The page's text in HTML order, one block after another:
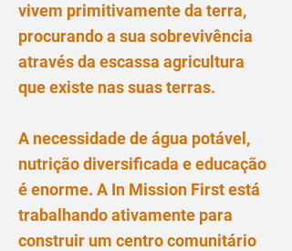
vivem primitivamente da terra,
procurando a sua sobrevivência
através da escassa agricultura
que existe nas suas terras.
A necessidade de água potável,
nutrição diversificada e educação
é enorme. A In Mission First está
trabalhando ativamente para
construir um centro comunitário